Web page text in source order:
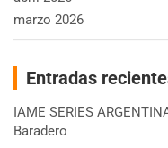
marzo 2026
Entradas
IAME SERIES
Baradero